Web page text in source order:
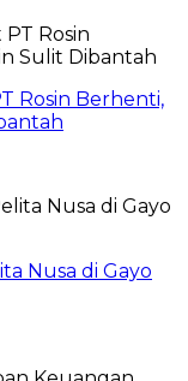
Rosin Berhenti,
Nusa di Gayo